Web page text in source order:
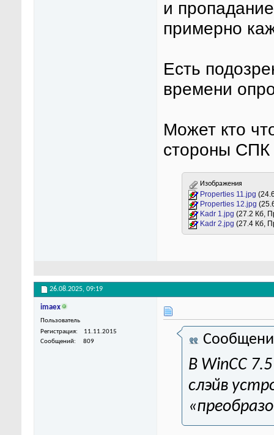
и
примерно
Есть
времени
Может кто
стороны СПК
Изображения
Properties 11.jpg
Properties 12.jpg
Kadr 1.jpg (27.2 Кб,
Kadr 2.jpg (27.4 Кб,
26.08.2025, 09:19
imaex
Пользователь
Регистрация
11.11.2015
Сообщений
809
В WinCC
слэйв